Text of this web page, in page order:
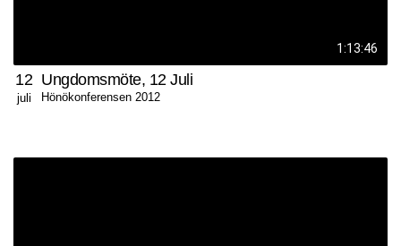
1:13:46
12
juli
Ungdomsmöte, 12 Juli
Hönökonferensen 2012